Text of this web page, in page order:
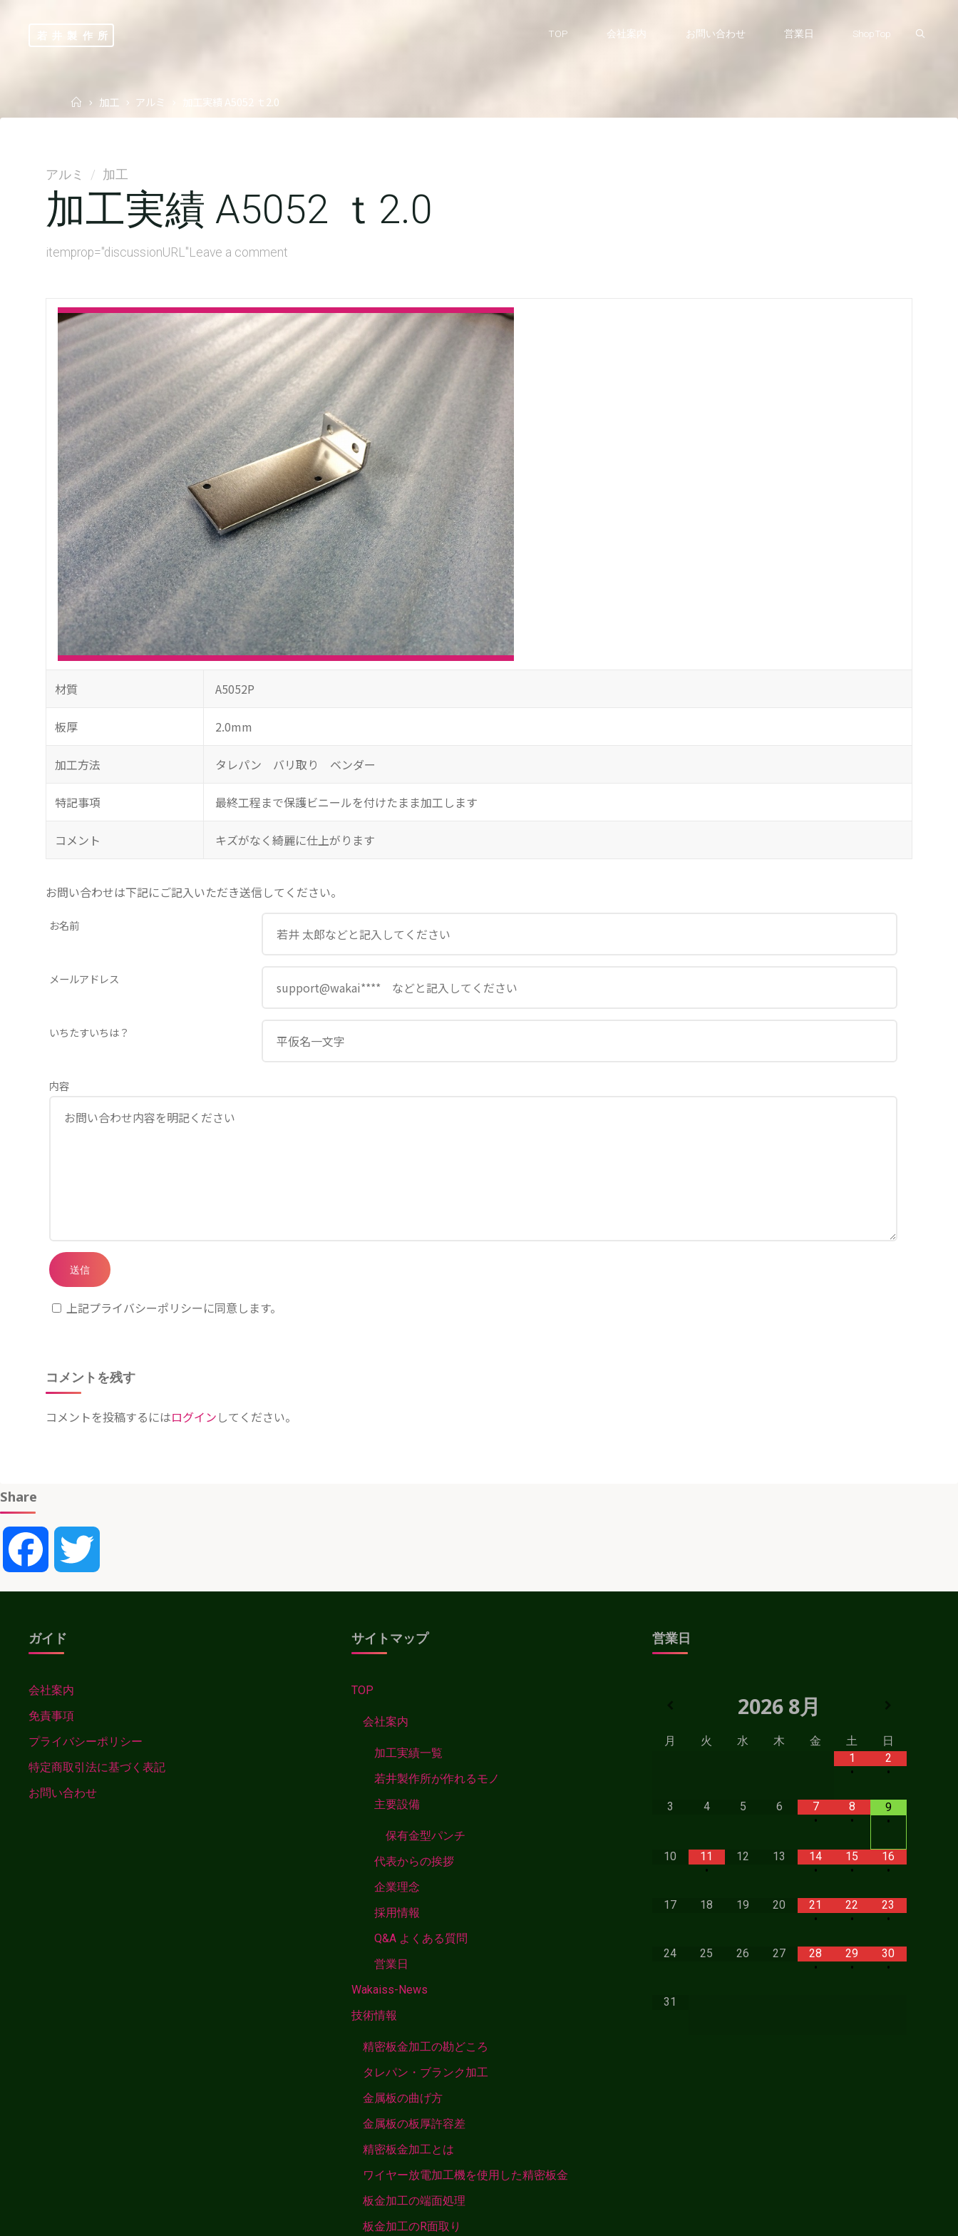
content
若井製作所 TOP 会社案内 お問い合わせ 営業日 ShopTop
Home
加工 アルミ 加工実績 A5052 ｔ2.0
アルミ / 加工
加工実績 A5052 ｔ2.0
itemprop="discussionURL" Leave a comment
材質 A5052P
板厚 2.0mm
加工方法 タレパン バリ取り ベンダー
特記事項 最終工程まで保護ビニールを付けたまま加工します
コメント キズがなく綺麗に仕上がります
お問い合わせは下記にご記入いただき送信してください。
お名前
メールアドレス
いちたすいちは？
内容
上記プライバシーポリシーに同意します。
コメントを残す
コメントを投稿するにはログイン してください。
Share
Facebook
ガイド
会社案内
免責事項
プライバシーポリシー
特定商取引法に基づく表記
お問い合わせ
サイトマップ
TOP
会社案内
加工実績一覧
若井製作所が作れるモノ
主要設備
保有金型パンチ
代表からの挨拶
企業理念
採用情報
Q&A よくある質問
営業日
Wakaiss-News
技術情報
精密板金加工の勘どころ
タレパン・ブランク加工
金属板の曲げ方
金属板の板厚許容差
精密板金加工とは
ワイヤー放電加工機を使用した精密板金
板金加工の端面処理
板金加工のR面取り
営業日
2026 8月
月 火 水 木 金 土
日
1
•
2
•
3 4 5 6
7
•
8
•
9
•
10
11
•
12 13
14
•
15
•
16
•
17 18 19 20
21
•
22
•
23
•
24 25 26 27
28
•
29
•
30
•
31